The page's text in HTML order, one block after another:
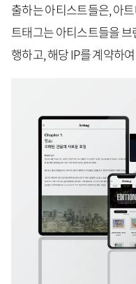
출하는 아티스트들은, 아
트태그는 아티스트들을
행하고, 해당 IP를 계약하